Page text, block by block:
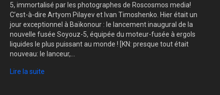
5, immortalisé par les photographes de Roscosmos media!
C’est-à-dire Artyom Pilayev et Ivan Timoshenko. Hier était un
jour exceptionnel à Baïkonour : le lancement inaugural de la
nouvelle fusée Soyouz-5, équipée du moteur-fusée à ergols
liquides le plus puissant au monde ! [KN: presque tout était
nouveau: le lanceur,…
Lire la suite